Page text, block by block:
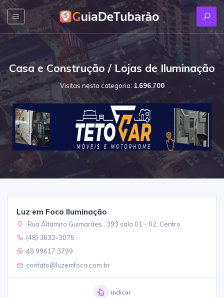
Casa e Construção / Lojas de Iluminação
Visitas nesta categoria: 1.696.700
Luz em Foco Iluminação
Rua Altamiro Guimarães , 393 sala 01 - 02, Centro
(48) 3632-3075
48 99617 3799
contato@luzemfoco.com.br
Indicar